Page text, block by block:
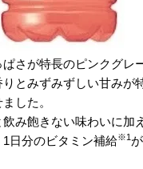
さが特長のピンクグレ
とみずみずしい甘みが
した。
み飽きない味わいに加
日分のビタミン補給※1